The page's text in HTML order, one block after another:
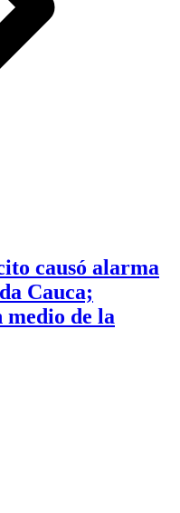
causó alarma
Cauca;
medio de la